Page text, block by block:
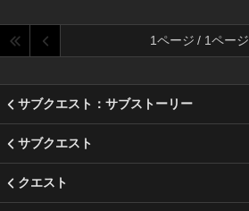
1ページ / 1ページ
サブクエスト：サブストーリー
サブクエスト
クエスト